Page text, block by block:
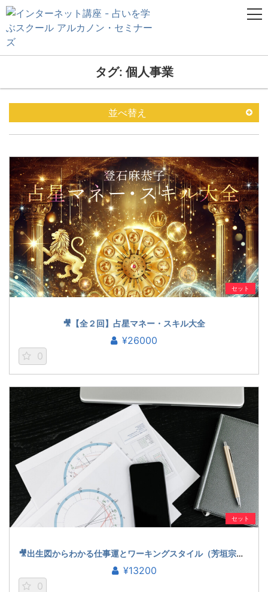
タグ: 個人事業
並べ替え
セット
🎥【全２回】占星マネー・スキル大全
¥26000
0
セット
🎥出生図からわかる仕事運とワーキングスタイル（芳垣宗久）
¥13200
0